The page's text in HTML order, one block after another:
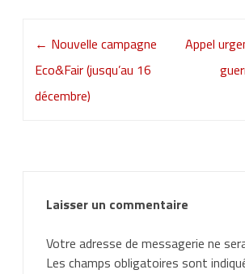
← Nouvelle campagne
Eco&Fair (jusqu’au 16
décembre)
Appel
Laisser un commentaire
Votre adresse de messagerie ne
Les champs obligatoires sont